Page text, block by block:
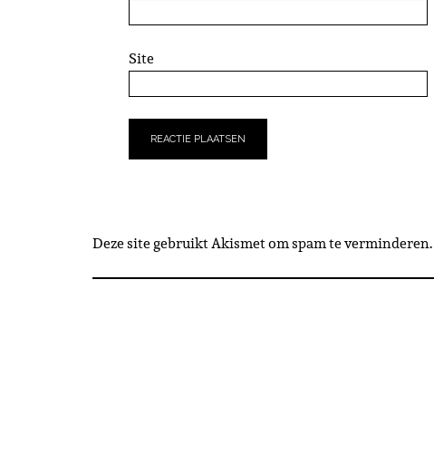
Site
Deze site gebruikt Akismet om spam te verminderen.